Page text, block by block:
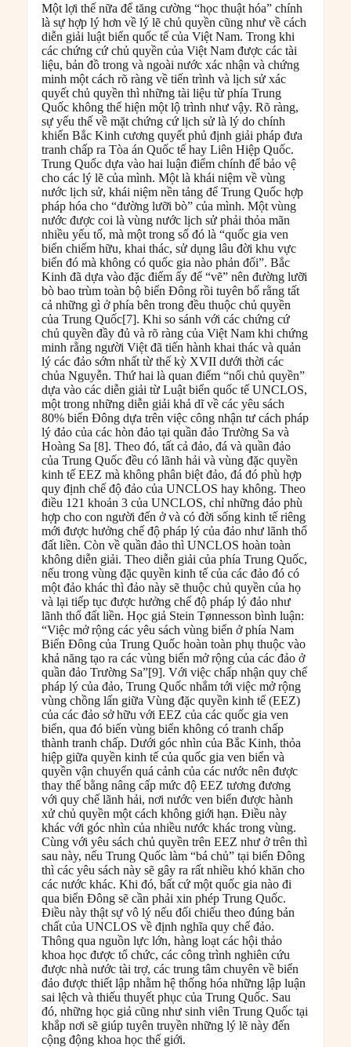
Một lợi thế nữa để tăng cường “học thuật hóa” chính
là sự hợp lý hơn về lý lẽ chủ quyền cũng như về cách
diễn giải luật biển quốc tế của Việt Nam. Trong khi
các chứng cứ chủ quyền của Việt Nam được các tài
liệu, bản đồ trong và ngoài nước xác nhận và chứng
minh một cách rõ ràng về tiến trình và lịch sử xác
quyết chủ quyền thì những tài liệu từ phía Trung
Quốc không thể hiện một lộ trình như vậy. Rõ ràng,
sự yếu thế về mặt chứng cứ lịch sử là lý do chính
khiến Bắc Kinh cương quyết phủ định giải pháp đưa
tranh chấp ra Tòa án Quốc tế hay Liên Hiệp Quốc.
Trung Quốc dựa vào hai luận điểm chính để bảo vệ
cho các lý lẽ của mình. Một là khái niệm về vùng
nước lịch sử, khái niệm nền tảng để Trung Quốc hợp
pháp hóa cho “đường lưỡi bò” của mình. Một vùng
nước được coi là vùng nước lịch sử phải thỏa mãn
nhiều yếu tố, mà một trong số đó là “quốc gia ven
biển chiếm hữu, khai thác, sử dụng lâu đời khu vực
biển đó mà không có quốc gia nào phản đối”. Bắc
Kinh đã dựa vào đặc điếm ấy để “vẽ” nên đường lưỡi
bò bao trùm toàn bộ biển Đông rồi tuyên bố rằng tất
cả những gì ở phía bên trong đều thuộc chủ quyền
của Trung Quốc[7]. Khi so sánh với các chứng cứ
chủ quyền đầy đủ và rõ ràng của Việt Nam khi chứng
minh rằng người Việt đã tiến hành khai thác và quản
lý các đảo sớm nhất từ thế kỳ XVII dưới thời các
chủa Nguyễn. Thứ hai là quan điểm “nối chủ quyền”
dựa vào các diễn giải từ Luật biển quốc tế UNCLOS,
một trong những diễn giải khả dĩ về các yêu sách
80% biển Đông dựa trên việc công nhận tư cách pháp
lý đảo của các hòn đảo tại quần đảo Trường Sa và
Hoàng Sa [8]. Theo đó, tất cả đảo, đá và quần đảo
của Trung Quốc đều có lãnh hải và vùng đặc quyền
kinh tế EEZ mà không phân biệt đảo, đá đó phù hợp
quy định chế độ đảo của UNCLOS hay không. Theo
điều 121 khoản 3 của UNCLOS, chỉ những đảo phù
hợp cho con người đến ở và có đời sống kinh tế riêng
mới được hưởng chế độ pháp lý của đảo như lãnh thổ
đất liền. Còn về quần đảo thì UNCLOS hoàn toàn
không diễn giải. Theo diễn giải của phía Trung Quốc,
nếu trong vùng đặc quyền kinh tế của các đảo đó có
một đảo khác thì đảo này sẽ thuộc chủ quyền của họ
và lại tiếp tục được hưởng chế độ pháp lý đảo như
lãnh thổ đất liền. Học giả Stein Tønnesson bình luận:
“Việc mở rộng các yêu sách vùng biển ở phía Nam
Biển Đông của Trung Quốc hoàn toàn phụ thuộc vào
khả năng tạo ra các vùng biển mở rộng của các đảo ở
quần đảo Trường Sa”[9]. Với việc chấp nhận quy chế
pháp lý của đảo, Trung Quốc nhắm tới việc mở rộng
vùng chồng lấn giữa Vùng đặc quyền kinh tế (EEZ)
của các đảo sở hữu với EEZ của các quốc gia ven
biển, qua đó biến vùng biển không có tranh chấp
thành tranh chấp. Dưới góc nhìn của Bắc Kinh, thỏa
hiệp giữa quyền kinh tế của quốc gia ven biển và
quyền vận chuyển quá cảnh của các nước nên được
thay thế bằng nâng cấp mức độ EEZ tương đương
với quy chế lãnh hải, nơi nước ven biển được hành
xử chủ quyền một cách không giới hạn. Điều này
khác với góc nhìn của nhiều nước khác trong vùng.
Cùng với yêu sách chủ quyền trên EEZ như ở trên thì
sau này, nếu Trung Quốc làm “bá chủ” tại biển Đông
thì các yêu sách này sẽ gây ra rất nhiều khó khăn cho
các nước khác. Khi đó, bất cứ một quốc gia nào đi
qua biển Đông sẽ cần phải xin phép Trung Quốc.
Điều này thật sự vô lý nếu đối chiếu theo đúng bản
chất của UNCLOS về định nghĩa quy chế đảo.
Thông qua nguồn lực lớn, hàng loạt các hội thảo
khoa học được tổ chức, các công trình nghiên cứu
được nhà nước tài trợ, các trung tâm chuyên về biển
đảo được thiết lập nhằm hệ thống hóa những lập luận
sai lệch và thiếu thuyết phục của Trung Quốc. Sau
đó, những học giả cũng như sinh viên Trung Quốc tại
khắp nơi sẽ giúp tuyên truyền những lý lẽ này đến
cộng động khoa học thế giới.